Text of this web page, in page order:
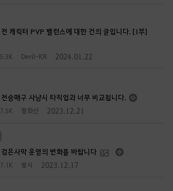
전 캐릭터 PVP 밸런스에 대한 건의 글입니다. [1부]
5.3K Devil-KR 2024.01.22
전승매구 사냥시 타직업과 너무 비교됩니다.
7.5K 멸화신 2023.12.21
검은사막 운영의 변화를 바랍니다
7.1K 첼시 2023.12.17